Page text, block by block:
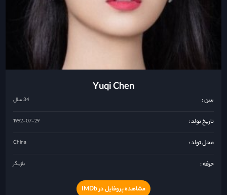
Yuqi Chen
سن : 34 سال
تاریخ تولد : 1992-07-29
محل تولد : China
حرفه : بازیگر
مشاهده پروفایل در IMDb